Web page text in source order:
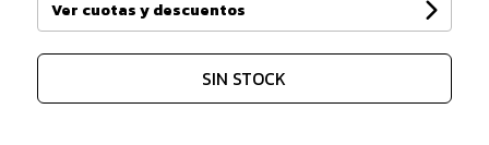
Ver cuotas y descuentos
SIN STOCK